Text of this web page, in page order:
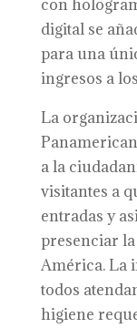
con
digital se
para una
ingresos a
La
a la
visitantes a
entradas y
presenciar
América. La
todos
higiene